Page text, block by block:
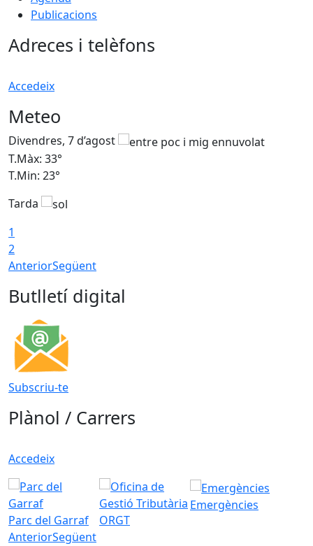
Publicacions
Adreces i telèfons
Accedeix
Meteo
Divendres, 7 d’agost
T.Màx: 33°
T.Min: 23°
Tarda
1
2
AnteriorSegüent
Butlletí digital
Subscriu-te
Plànol / Carrers
Accedeix
Parc del Garraf ORGT
Emergències
AnteriorSegüent